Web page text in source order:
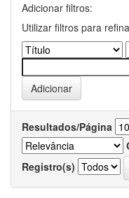
Adicionar filtros:
Utilizar filtros para
Resultados/Página
Registro(s)